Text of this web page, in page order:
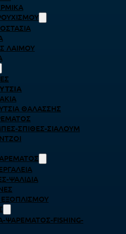
ΛΑΊΜΟΥ
ΘΑΛΆΣΣΗΣ
ΣΠΊΘΕΣ-ΣΊΑΛΟΥΜ
ΨΑΛΊΔΙΑ
ΨΑΡΈΜΑΤΟΣ-FISHING-